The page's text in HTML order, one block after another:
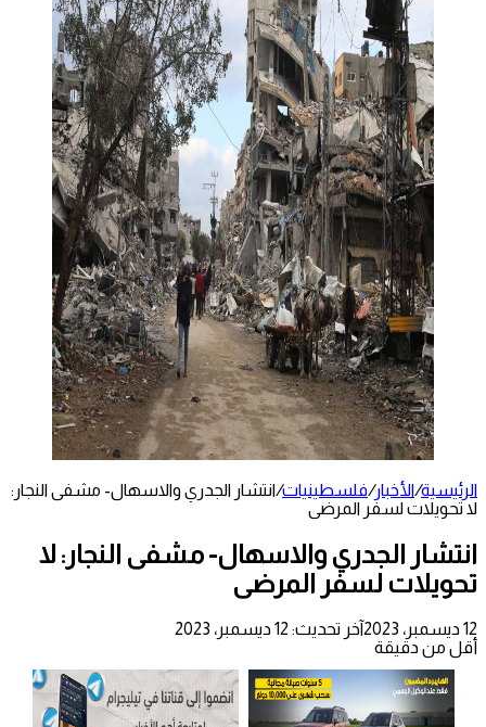
الرئيسية/الأخبار/فلسطينيات/انتشار الجدري والاسهال- مشفى النجار:
لا تحويلات لسفر المرضى
انتشار الجدري والاسهال- مشفى النجار: لا
تحويلات لسفر المرضى
12 ديسمبر، 2023
آخر تحديث: 12 ديسمبر، 2023
أقل من دقيقة